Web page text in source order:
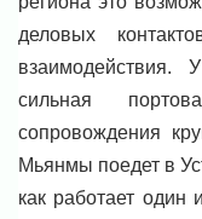
деловых
сильная
сопровождения
Мьянмы поедет в
как работает